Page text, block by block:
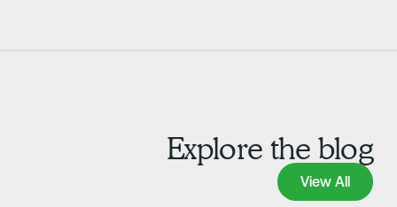
Explore the
View All
View